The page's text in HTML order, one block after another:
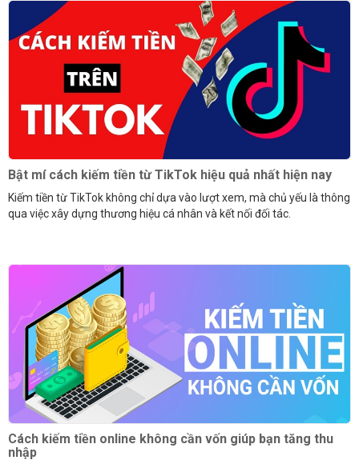
Bật mí cách kiếm tiền từ TikTok hiệu quả nhất hiện nay
Kiếm tiền từ TikTok không chỉ dựa vào lượt xem, mà chủ yếu là thông
qua việc xây dựng thương hiệu cá nhân và kết nối đối tác.
Cách kiếm tiền online không cần vốn giúp bạn tăng thu
nhập